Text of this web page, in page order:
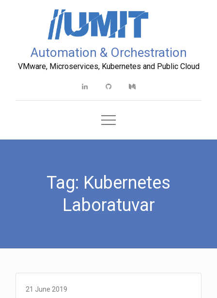
Automation & Orchestration
VMware, Microservices, Kubernetes and Public Cloud
LinkedinGithub Medium
Tag: Kubernetes
Laboratuvar
21 June 2019